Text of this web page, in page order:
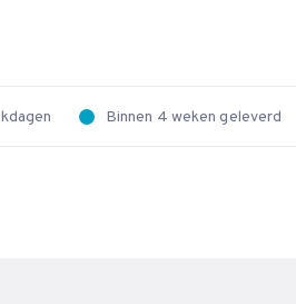
Binnen 4 weken geleverd